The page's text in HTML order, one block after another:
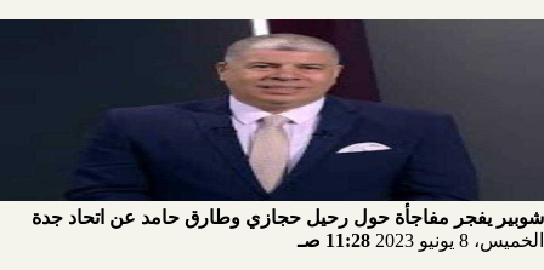
شوبير يفجر مفاجأة حول رحيل حجازي وطارق حامد عن اتحاد جدة
الخميس، 8 يونيو 2023
11:28 صـ